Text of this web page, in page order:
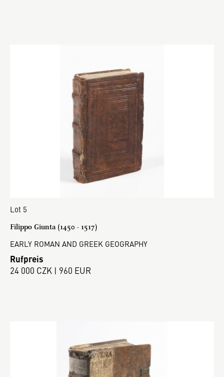
Lot 5
Filippo Giunta (1450 - 1517)
EARLY ROMAN AND GREEK GEOGRAPHY
Rufpreis
24 000 CZK | 960 EUR